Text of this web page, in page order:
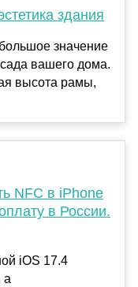
здания
значение
вашего дома.
высота рамы,
NFC в iPhone
в России.
iOS 17.4
а